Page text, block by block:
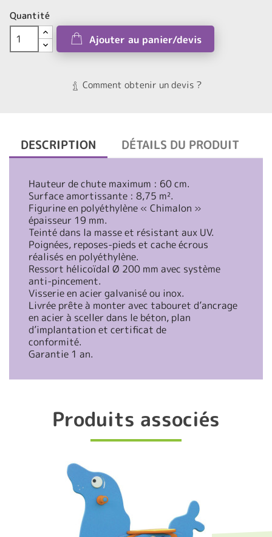
Quantité
Ajouter au panier/devis
Comment obtenir un devis ?
DESCRIPTION DÉTAILS DU PRODUIT
Hauteur de chute maximum : 60 cm.
Surface amortissante : 8,75 m².
Figurine en polyéthylène « Chimalon »
épaisseur 19 mm.
Teinté dans la masse et résistant aux UV.
Poignées, reposes-pieds et cache écrous
réalisés en polyéthylène.
Ressort hélicoïdal Ø 200 mm avec système
anti-pincement.
Visserie en acier galvanisé ou inox.
Livrée prête à monter avec tabouret d’ancrage
en acier à sceller dans le béton, plan
d’implantation et certificat de
conformité.
Garantie 1 an.
Produits associés